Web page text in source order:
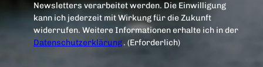
Newsletters verarbeitet werden. Die Einwilligung
kann ich jederzeit mit Wirkung für die Zukunft
widerrufen. Weitere Informationen erhalte ich in der
Datenschutzerklärung.(Erforderlich)